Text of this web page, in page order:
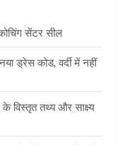
सेंटर सील
ड्रेस कोड, वर्दी में नहीं
के विस्तृत तथ्य और साक्ष्य